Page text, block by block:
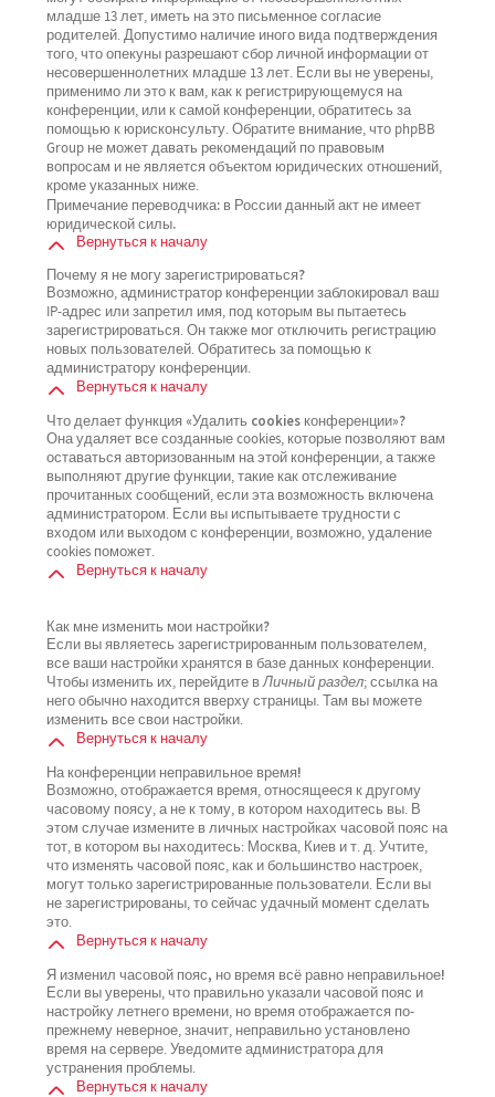
младше 13 лет, иметь на это письменное согласие
родителей. Допустимо наличие иного вида подтверждения
того, что опекуны разрешают сбор личной информации от
несовершеннолетних младше 13 лет. Если вы не уверены,
применимо ли это к вам, как к регистрирующемуся на
конференции, или к самой конференции, обратитесь за
помощью к юрисконсульту. Обратите внимание, что phpBB
Group не может давать рекомендаций по правовым
вопросам и не является объектом юридических отношений,
кроме указанных ниже.
Примечание переводчика: в России данный акт не имеет
юридической силы.
Вернуться к началу
Почему я не могу зарегистрироваться?
Возможно, администратор конференции заблокировал ваш
IP-адрес или запретил имя, под которым вы пытаетесь
зарегистрироваться. Он также мог отключить регистрацию
новых пользователей. Обратитесь за помощью к
администратору конференции.
Вернуться к началу
Что делает функция «Удалить cookies конференции»?
Она удаляет все созданные cookies, которые позволяют вам
оставаться авторизованным на этой конференции, а также
выполняют другие функции, такие как отслеживание
прочитанных сообщений, если эта возможность включена
администратором. Если вы испытываете трудности с
входом или выходом с конференции, возможно, удаление
cookies поможет.
Вернуться к началу
Как мне изменить мои настройки?
Если вы являетесь зарегистрированным пользователем,
все ваши настройки хранятся в базе данных конференции.
Чтобы изменить их, перейдите вЛичный раздел; ссылка на
него обычно находится вверху страницы. Там вы можете
изменить все свои настройки.
Вернуться к началу
На конференции неправильное время!
Возможно, отображается время, относящееся к другому
часовому поясу, а не к тому, в котором находитесь вы. В
этом случае измените в личных настройках часовой пояс на
тот, в котором вы находитесь: Москва, Киев и т. д. Учтите,
что изменять часовой пояс, как и большинство настроек,
могут только зарегистрированные пользователи. Если вы
не зарегистрированы, то сейчас удачный момент сделать
это.
Вернуться к началу
Я изменил часовой пояс, но время всё равно неправильное!
Если вы уверены, что правильно указали часовой пояс и
настройку летнего времени, но время отображается по-
прежнему неверное, значит, неправильно установлено
время на сервере. Уведомите администратора для
устранения проблемы.
Вернуться к началу